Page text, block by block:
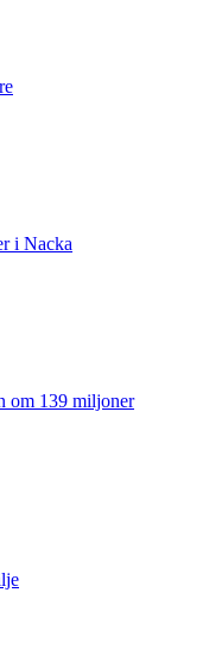
i Nacka
om 139 miljoner